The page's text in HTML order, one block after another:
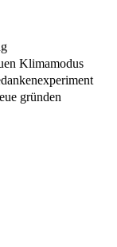
Klimamodus
gründen